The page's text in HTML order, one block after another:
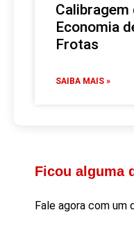
Calibragem
Economia
Frotas
SAIBA MAIS »
Ficou alguma
Fale agora com um